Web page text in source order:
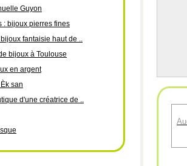
Guyon
: bijoux pierres fines
fantaisie haut de ..
bijoux à Toulouse
en argent
san
d'une créatrice de ..